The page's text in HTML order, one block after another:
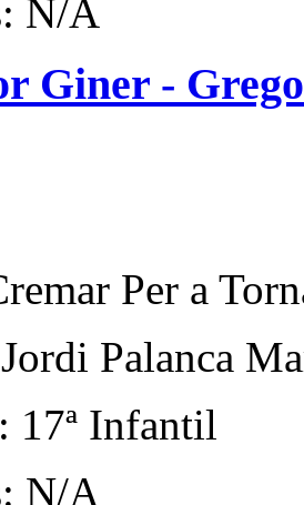
N/A
Giner -
Per a
Palanca
17ª Infantil
N/A